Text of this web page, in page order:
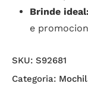
Brinde ideal:
e
SKU: S92681
Categoria: